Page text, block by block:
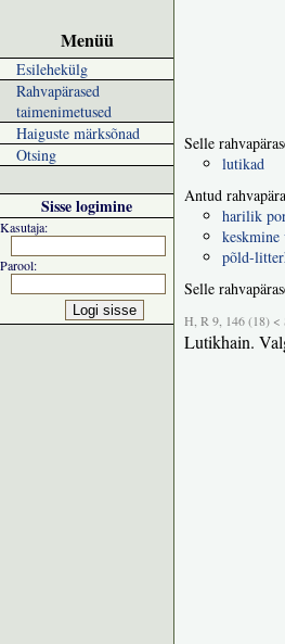
Menüü
Esilehekülg
Rahvapärased
taimenimetused
Haiguste märksõnad
Otsing
Sisse logimine
Kasutaja:
Parool:
Selle
lutikad
Antud
harilik
põld-
Selle
H, R 9, 146 (18) <
Lutikhain.